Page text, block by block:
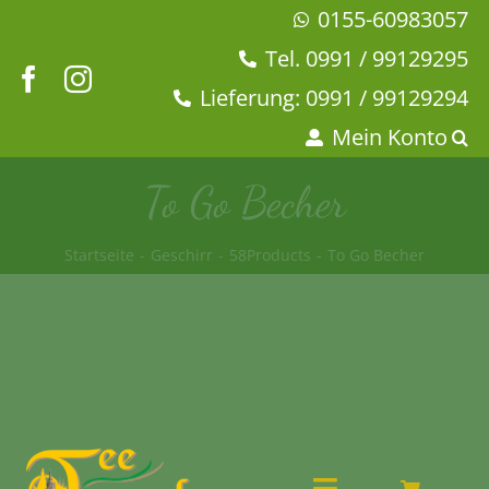
springen
0155-60983057
Tel. 0991 / 99129295
Lieferung: 0991 / 99129294
Mein Konto
To Go Becher
Startseite Geschirr 58Products To Go Becher